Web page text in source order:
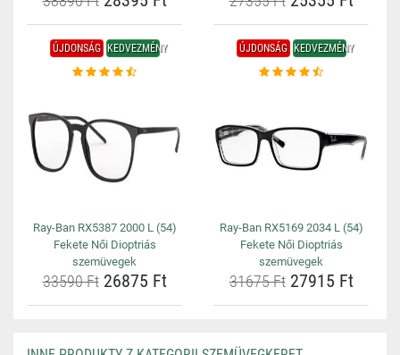
ÚJDONSÁG KEDVEZMÉNY
Ray-Ban RX5387 2000 L (54)
Fekete Női Dioptriás
szemüvegek
33590 Ft26875 Ft
ÚJDONSÁG KEDVEZMÉNY
Ray-Ban RX5169 2034 L (54)
Fekete Női Dioptriás
szemüvegek
31675 Ft27915 Ft